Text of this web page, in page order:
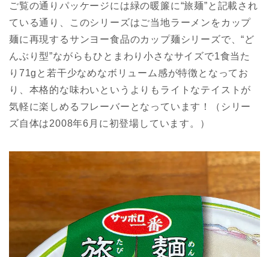
ご覧の通りパッケージには緑の暖簾に“旅麺”と記載され
ている通り、このシリーズはご当地ラーメンをカップ
麺に再現するサンヨー食品のカップ麺シリーズで、“ど
んぶり型”ながらもひとまわり小さなサイズで1食当た
り71gと若干少なめなボリューム感が特徴となってお
り、本格的な味わいというよりもライトなテイストが
気軽に楽しめるフレーバーとなっています！（シリー
ズ自体は2008年6月に初登場しています。）